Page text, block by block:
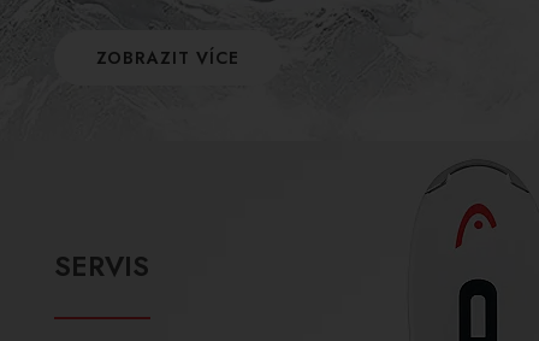
ZOBRAZIT VÍCE
SERVIS